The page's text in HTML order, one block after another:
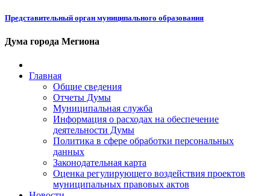
Представительный орган муниципального образования
Дума города Мегиона
Главная
Общие сведения
Отчеты Думы
Муниципальная служба
Информация о расходах на обеспечение
деятельности Думы
Политика в сфере обработки персональных
данных
Законодательная карта
Оценка регулирующего воздействия проектов
муниципальных правовых актов